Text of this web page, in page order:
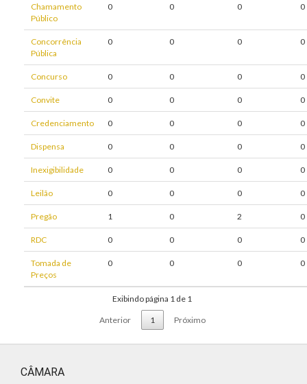
Chamamento
Público
0 0 0 0
Concorrência
Pública
0 0 0 0
Concurso 0 0 0 0
Convite 0 0 0 0
Credenciamento 0 0 0 0
Dispensa 0 0 0 0
Inexigibilidade 0 0 0 0
Leilão 0 0 0 0
Pregão 1 0 2 0
RDC 0 0 0 0
Tomada de
Preços
0 0 0 0
Exibindo página 1 de 1
Anterior 1 Próximo
CÂMARA